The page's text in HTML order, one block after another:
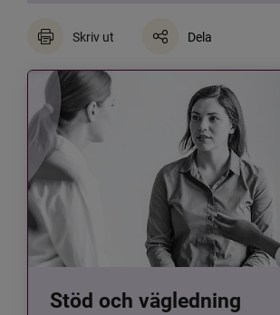
Skriv ut Dela
Stöd och vägledning